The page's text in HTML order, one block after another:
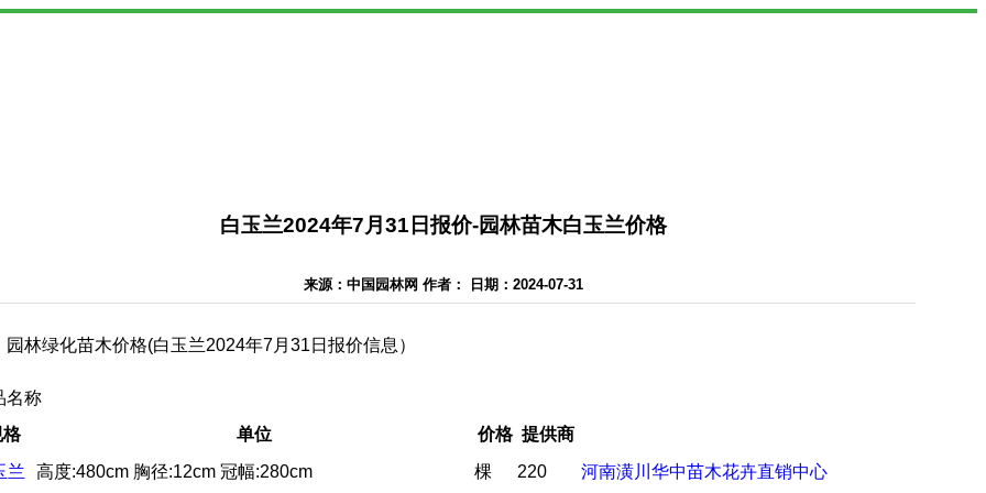
白玉兰2024年7月31日报价-园林苗木白玉兰价格
来源：中国园林网 作者： 日期：2024-07-31
园林绿化苗木价格(白玉兰2024年7月31日报价信息）
名称
格
单位 价格 提供商
兰
高度:480cm 胸径:12cm 冠幅:280cm 棵 220 河南潢川华中苗木花卉直销中心